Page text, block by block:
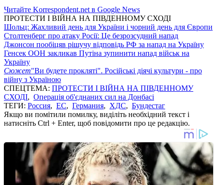
Читайте Korrespondent.net в Google News
ПРОТЕСТИ І ВІЙНА НА ПІВДЕННОМУ СХОДІ
Шольц: Жахливий день для України і чорний день для Європи
Столтенберг про атаку Росії: Це безрозсудний напад
Джонсон пообіцяв рішучу відповідь РФ за напад на Україну
Генсек ООН закликав Путіна зупинити напад військ на
Україну
Сюжет"Ви будете прокляті". Російські діячі культури - про
війну з Україною
СПЕЦТЕМА: ПРОТЕСТИ І ВІЙНА НА ПІВДЕННОМУ
СХОДІ, Операція об'єднаних сил на Донбасі
ТЕГИ: Россия, ЕС, Германия, ХДС, Бундестаг
Якщо ви помітили помилку, виділіть необхідний текст і
натисніть Ctrl + Enter, щоб повідомити про це редакцію.